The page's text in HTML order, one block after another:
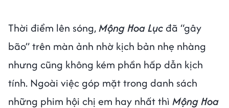
Thời điểm lên sóng,Mộng Hoa Lụcđã “gây
bão” trên màn ảnh nhờ kịch bản nhẹ nhàng
nhưng cũng không kém phần hấp dẫn kịch
tính. Ngoài việc góp mặt trong danh sách
những phim hội chị em hay nhất thì Mộng Hoa